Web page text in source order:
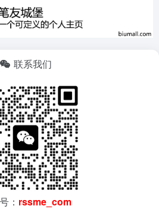
联系我们
： rssme_com